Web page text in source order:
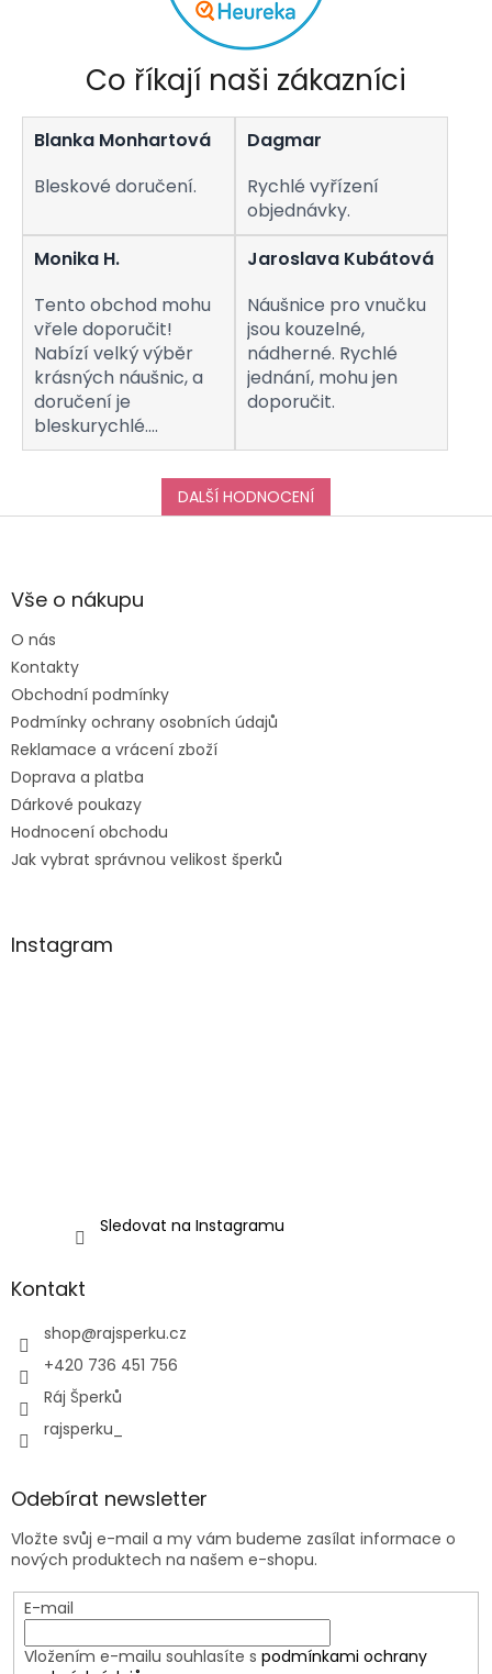
Co říkají naši zákazníci
Blanka Monhartová
Bleskové doručení.
Dagmar
Rychlé vyřízení
objednávky.
Monika H.
Tento obchod mohu
vřele doporučit!
Nabízí velký výběr
krásných náušnic, a
doručení je
bleskurychlé.
Komunikaci s
obchodem hodnotím
taktéž na jedničku!
Děkuji za vše, a určitě
Jaroslava Kubátová
Náušnice pro vnučku
jsou kouzelné,
nádherné. Rychlé
jednání, mohu jen
doporučit.
DALŠÍ HODNOCENÍ
Z
aVše o nákupu
O nás
Kontakty
Obchodní podmínky
Podmínky ochrany osobních údajů
Reklamace a vrácení zboží
Doprava a platba
Dárkové poukazy
Hodnocení obchodu
Jak vybrat správnou velikost šperků
Instagram
Sledovat na Instagramu
Kontakt
shop@rajsperku.cz
+420 736 451 756
Ráj Šperků
rajsperku_
Odebírat newsletter
Vložte svůj e-mail a my vám budeme zasílat informace o
nových produktech na našem e-shopu.
E-mail
Vložením e-mailu souhlasíte s podmínkami ochrany